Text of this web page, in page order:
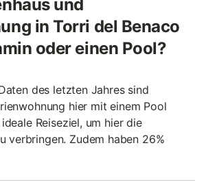
und
in Torri del Benaco
oder einen Pool?
des letzten Jahres sind
hier mit einem Pool
Reiseziel, um hier die
verbringen. Zudem haben 26%